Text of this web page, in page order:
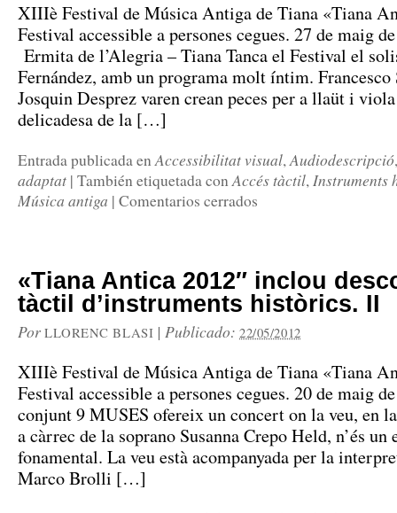
XIIIè Festival de Música Antiga de Tiana «Tiana
Festival accessible a persones cegues. 27 de maig
Ermita de l’Alegria – Tiana Tanca el Festival el
Fernández, amb un programa molt íntim.
Josquin Desprez varen crean peces per a llaüt i
delicadesa de la […]
Entrada publicada enAccessibilitat visual,Audiodescripció
adaptat | También etiquetada conAccés tàctil,Instruments
Música antiga | Comentarios cerrados
«Tiana Antica 2012″ inclou
tàctil d’instruments històrics. II
Por LLORENC BLASI |Publicado:22/05/2012
XIIIè Festival de Música Antiga de Tiana «Tiana
Festival accessible a persones cegues. 20 de maig
conjunt 9 MUSES ofereix un concert on la veu, en
a càrrec de la soprano Susanna Crepo Held, n’és un
fonamental. La veu està acompanyada per la
Marco Brolli […]